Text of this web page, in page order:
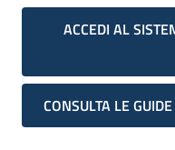
ACCEDI AL
CONSULTA LE